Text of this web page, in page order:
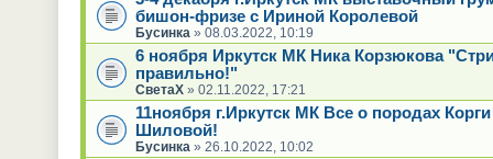
бишон-фризе с Ириной Королевой
Бусинка » 08.03.2022, 10:19
6 ноября Иркутск МК Ника Корзюкова
правильно!"
СветаХ» 02.11.2022, 17:21
11ноября г.Иркутск МК Все о породах
Шиловой!
Бусинка » 26.10.2022, 10:02